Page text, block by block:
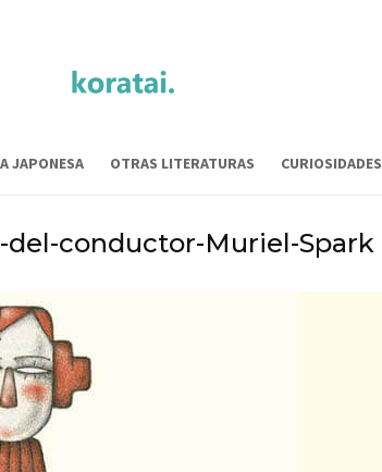
JAPONESA OTRAS LITERATURAS CURIOSIDADES
del-conductor-Muriel-Spark